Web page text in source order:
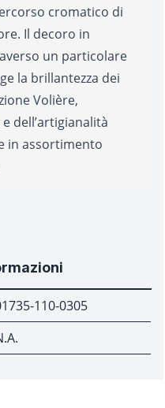
cromatico di
Il decoro in
un particolare
la brillantezza dei
Volière,
dell’artigianalità
in assortimento
110-0305